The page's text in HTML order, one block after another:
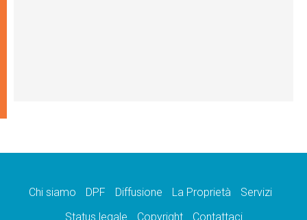
Chi siamo DPF Diffusione La Proprietà
Servizi
Status legale
Copyright Contattaci